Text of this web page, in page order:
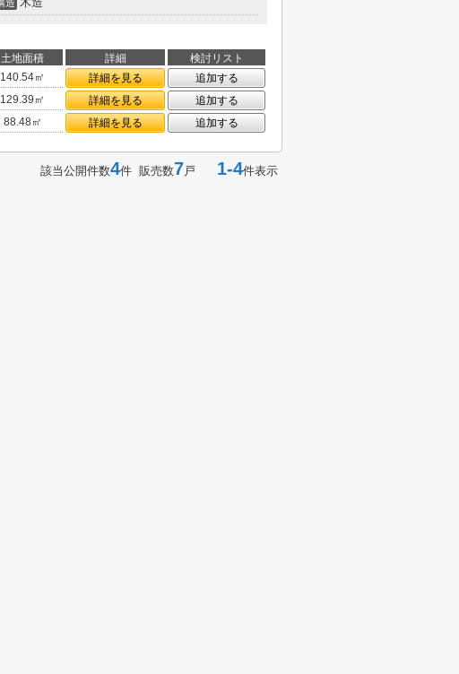
造
土地面積 詳細
検討リスト
140.54㎡ 詳細を見る
追加する
129.39㎡ 詳細を見る
追加する
88.48㎡ 詳細を見る 追加する
該当公開件数4件 販売数7戸 1-4件表示